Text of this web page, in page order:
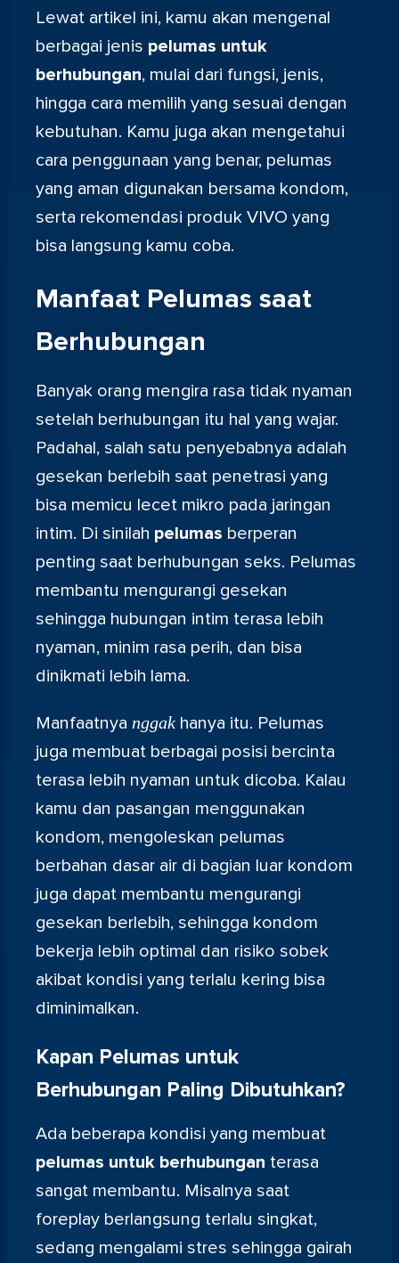
Lewat artikel ini, kamu akan mengenal
berbagai jenis pelumas untuk
berhubungan, mulai dari fungsi, jenis,
hingga cara memilih yang sesuai dengan
kebutuhan. Kamu juga akan mengetahui
cara penggunaan yang benar, pelumas
yang aman digunakan bersama kondom,
serta rekomendasi produk VIVO yang
bisa langsung kamu coba.
Manfaat Pelumas saat
Berhubungan
Banyak orang mengira rasa tidak nyaman
setelah berhubungan itu hal yang wajar.
Padahal, salah satu penyebabnya adalah
gesekan berlebih saat penetrasi yang
bisa memicu lecet mikro pada jaringan
intim. Di sinilah pelumas berperan
penting saat berhubungan seks. Pelumas
membantu mengurangi gesekan
sehingga hubungan intim terasa lebih
nyaman, minim rasa perih, dan bisa
dinikmati lebih lama.
Manfaatnya nggak hanya itu. Pelumas
juga membuat berbagai posisi bercinta
terasa lebih nyaman untuk dicoba. Kalau
kamu dan pasangan menggunakan
kondom, mengoleskan pelumas
berbahan dasar air di bagian luar kondom
juga dapat membantu mengurangi
gesekan berlebih, sehingga kondom
bekerja lebih optimal dan risiko sobek
akibat kondisi yang terlalu kering bisa
diminimalkan.
Kapan Pelumas untuk
Berhubungan Paling Dibutuhkan?
Ada beberapa kondisi yang membuat
pelumas untuk berhubungan terasa
sangat membantu. Misalnya saat
foreplay berlangsung terlalu singkat,
sedang mengalami stres sehingga gairah